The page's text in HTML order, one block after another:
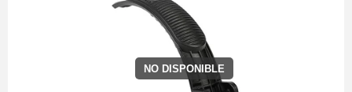
NO DISPONIBLE